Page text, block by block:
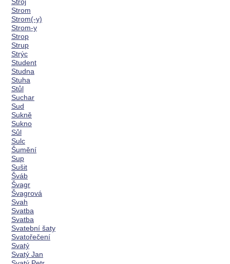
Strom
Strom(-y)
Strom-y
Strop
Strup
Strýc
Student
Studna
Stuha
Stůl
Suchar
Sud
Sukně
Sukno
Sůl
Sulc
Šumění
Sup
Sušit
Šváb
Švagr
Švagrová
Svah
Svatba
Svatba
Svatební šaty
Svatořečení
Svatý
Svatý Jan